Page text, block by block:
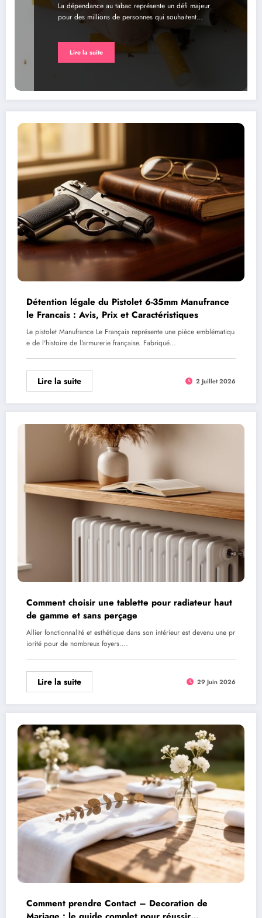
La dépendance au tabac représente un défi majeur
pour des millions de personnes qui souhaitent…
Lire la suite
Détention légale du Pistolet 6-35mm Manufrance
le Francais : Avis, Prix et Caractéristiques
Le pistolet Manufrance Le Français représente une pièce emblématiqu
e de l'histoire de l'armurerie française. Fabriqué…
Lire la suite 2 Juillet 2026
Comment choisir une tablette pour radiateur haut
de gamme et sans perçage
Allier fonctionnalité et esthétique dans son intérieur est devenu une pr
iorité pour de nombreux foyers.…
Lire la suite 29 Juin 2026
Comment prendre Contact – Decoration de